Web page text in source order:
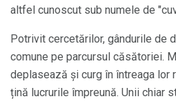
altfel cunoscut sub numele de
Potrivit cercetărilor, gândurile de
comune pe parcursul căsătoriei.
deplasează și curg în întreaga lor
țină lucrurile împreună. Unii chiar